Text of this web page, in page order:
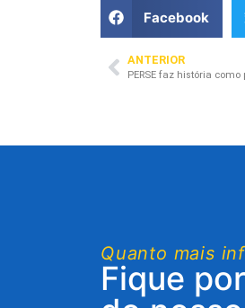
Facebook
ANTERIOR
Quanto mais
Fique